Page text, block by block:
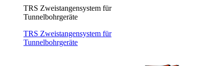
TRS Zweistangensystem für
Tunnelbohrgeräte
TRS Zweistangensystem für
Tunnelbohrgeräte